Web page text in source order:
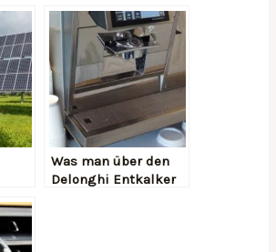
Was man über den
Delonghi Entkalker